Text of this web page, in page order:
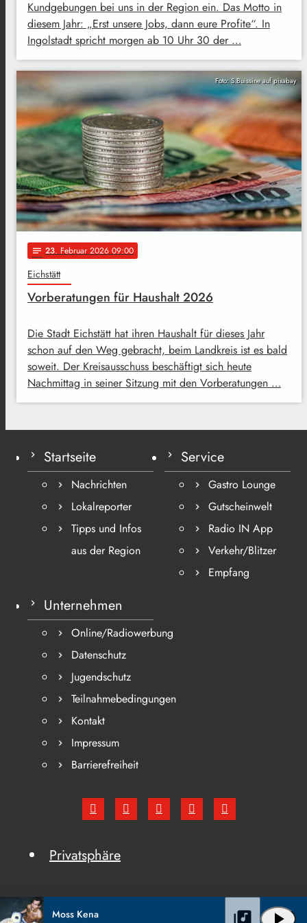
Kundgebungen bei uns in der Region ein. Das Motto in
diesem Jahr: „Erst unsere Jobs, dann eure Profite“. In
Ingolstadt spricht morgen ab 10 Uhr 30 der …
Foto: S.Buissine auf pixabay
notes 23. Februar 2026 09:00
Eichstätt
Vorberatungen für Haushalt 2026
Die Stadt Eichstätt hat ihren Haushalt für dieses Jahr
schon auf den Weg gebracht, beim Landkreis ist es bald
soweit. Der Kreisausschuss beschäftigt sich heute
Nachmittag in seiner Sitzung mit den Vorberatungen …
Startseite
Nachrichten
Lokalreporter
Tipps und Infos
aus der Region
Service
Gastro Lounge
Gutscheinwelt
Radio IN App
Verkehr/Blitzer
Empfang
Unternehmen
Online/Radiowerbung
Datenschutz
Jugendschutz
Teilnahmebedingungen
Kontakt
Impressum
Barrierefreiheit
Privatsphäre
Moss Kena play_arrow
library_music